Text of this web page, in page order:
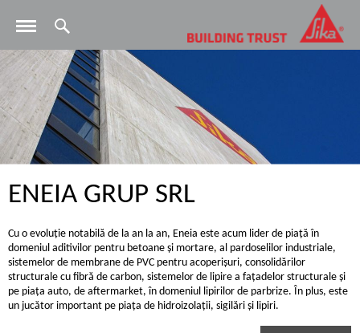
Pardoseli industriale
Produse pentru subturnări si ancorări
Sigilări și lipiri
Protecții anticorozive
Membrane pentru acoperișuri și accesorii
Consolidări structurale
Impermeabilizări
Industria navală
Distribuitori de sisteme pentru fațade
Distribuitori de adezivi pentru montajul parbrizelor
Aplicatori lipirea parchetului
Aplicatori autorizaţi membrane PVC si FPO pentru
Aplicatori autorizaţi membrane lichide pentru
acoperiş
Aplicatori autorizați pardoseli polimerice
Aplicatori autorizați pardoseli elicopterizate din
beton
Aplicatori autorizaţi impermeabilizări şi hidroizolaţii
Aplicatori autorizaţi sisteme de reparaţii şi protecţii
Eneia smart
Aeroporturi
Stadioane
Hoteluri
Parcări
Unități de Producție
Unități Asistență Medicală
Documente
Broșuri Construcție
Broșuri Distribuție
Broșuri Industrie
Documentație tehnică Construcții
Documentație tehnică Industrie
RU
ENEIA GRUP SRL
Cu o evoluţie notabilă de la an la an, Eneia este acum lider de piaţă în
domeniul aditivilor pentru betoane şi mortare, al pardoselilor industriale,
sistemelor de membrane de PVC pentru acoperişuri, consolidărilor
structurale cu fibră de carbon, sistemelor de lipire a faţadelor structurale şi
pe piaţa auto, de aftermarket, în domeniul lipirilor de parbrize. În plus, este
un jucător important pe piaţa de hidroizolaţii, sigilări şi lipiri.